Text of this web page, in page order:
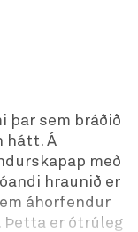
þar sem bráðið
hátt. Á
með
hraunið er
áhorfendur
Þetta er ótrúleg